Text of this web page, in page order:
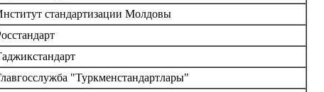
стандартизации Молдовы
"Туркменстандартлары"